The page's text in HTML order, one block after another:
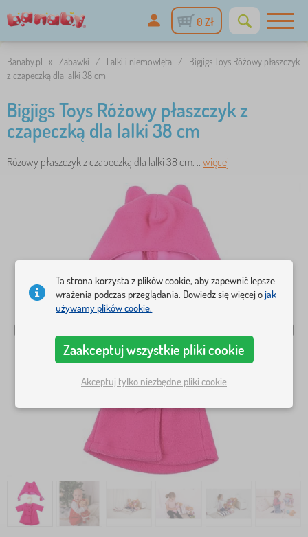
0 Zł
Banaby.pl » Zabawki / Lalki i niemowlęta /
Bigjigs Toys Różowy płaszczyk
z czapeczką dla lalki 38 cm
Bigjigs Toys Różowy płaszczyk z
czapeczką dla lalki 38 cm
Różowy płaszczyk z czapeczką dla lalki 38 cm. .. więcej
Ta strona korzysta z plików cookie, aby zapewnić lepsze
wrażenia podczas przeglądania. Dowiedz się więcej ojak
używamy plików cookie.
Zaakceptuj wszystkie pliki cookie
Akceptuj tylko niezbędne pliki cookie